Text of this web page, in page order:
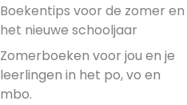
Boekentips voor de zomer en
het nieuwe schooljaar
Zomerboeken voor jou en je
leerlingen in het po, vo en
mbo.